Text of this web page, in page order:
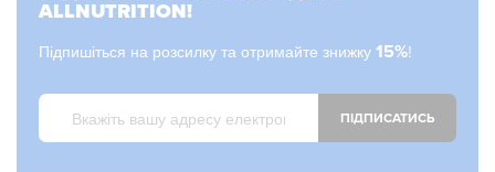
ALLNUTRITION!
Підпишіться на розсилку та отримайте знижку 15%!
ПІДПИСАТИСЬ